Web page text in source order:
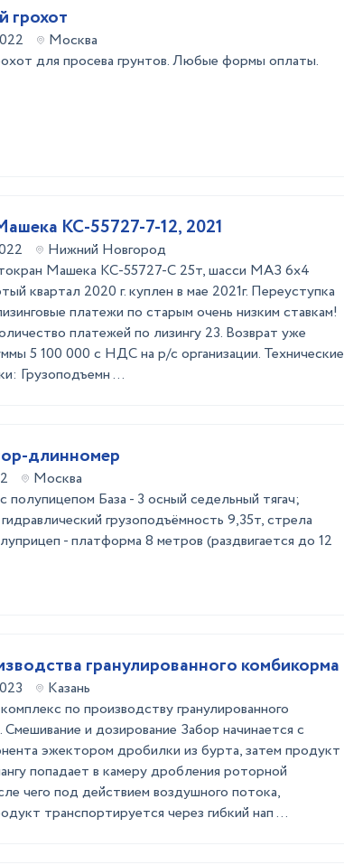
грохот
Москва
для просева грунтов. Любые формы оплаты.
КС-55727-7-12, 2021
Нижний Новгород
Машека КС-55727-С 25т, шасси МАЗ 6х4
квартал 2020 г. куплен в мае 2021г. Переуступка
платежи по старым очень низким ставкам!
платежей по лизингу 23. Возврат уже
5 100 000 с НДС на р/с организации. Технические
Грузоподъемн ...
длинномер
Москва
полупицепом База - 3 осный седельный тягач;
грузоподъёмность 9,35т, стрела
- платформа 8 метров (раздвигается до 12
гранулированного комбикорма
Казань
по производству гранулированного
и дозирование Забор начинается с
эжектором дробилки из бурта, затем продукт
попадает в камеру дробления роторной
чего под действием воздушного потока,
транспортируется через гибкий нап ...